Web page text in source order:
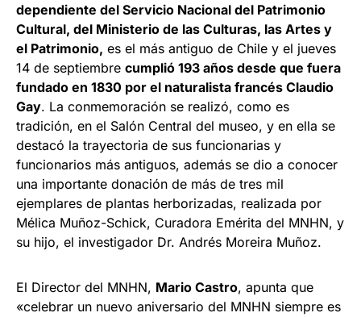
dependiente del Servicio Nacional del Patrimonio
Cultural, del Ministerio de las Culturas, las Artes y
el Patrimonio, es el más antiguo de Chile y el jueves
14 de septiembre cumplió 193 años desde que fuera
fundado en 1830 por el naturalista francés Claudio
Gay. La conmemoración se realizó, como es
tradición, en el Salón Central del museo, y en ella se
destacó la trayectoria de sus funcionarias y
funcionarios más antiguos, además se dio a conocer
una importante donación de más de tres mil
ejemplares de plantas herborizadas, realizada por
Mélica Muñoz-Schick, Curadora Emérita del MNHN, y
su hijo, el investigador Dr. Andrés Moreira Muñoz.
El Director del MNHN, Mario Castro, apunta que
«celebrar un nuevo aniversario del MNHN siempre es